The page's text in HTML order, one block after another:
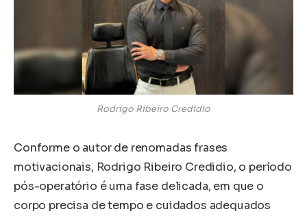
Rodrigo Ribeiro Credidio
Conforme o autor de renomadas frases
motivacionais, Rodrigo Ribeiro Credidio, o período
pós-operatório é uma fase delicada, em que o
corpo precisa de tempo e cuidados adequados